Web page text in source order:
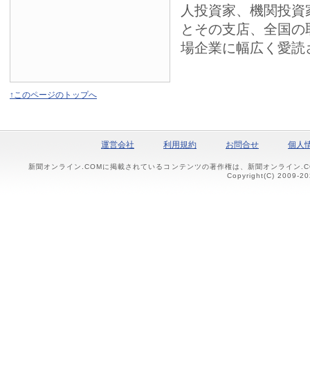
人投資家、機関投
とその支店、全国
場企業に幅広く愛読
↑このページのトップへ
運営会社 利用規約 お問合せ 個人
新聞オンライン.COMに掲載されているコンテンツの著作権は、新聞オンライン
Copyright(C) 2009-